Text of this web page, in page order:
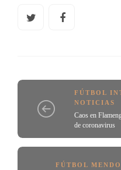
FÚTBOL
NOTICIAS
Caos en
de coronavirus
FÚTBOL